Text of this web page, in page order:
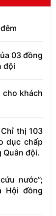
03 đồng
đội
cho khách
thị 103
dục chấp
Quân đội.
nước”;
Hội đồng